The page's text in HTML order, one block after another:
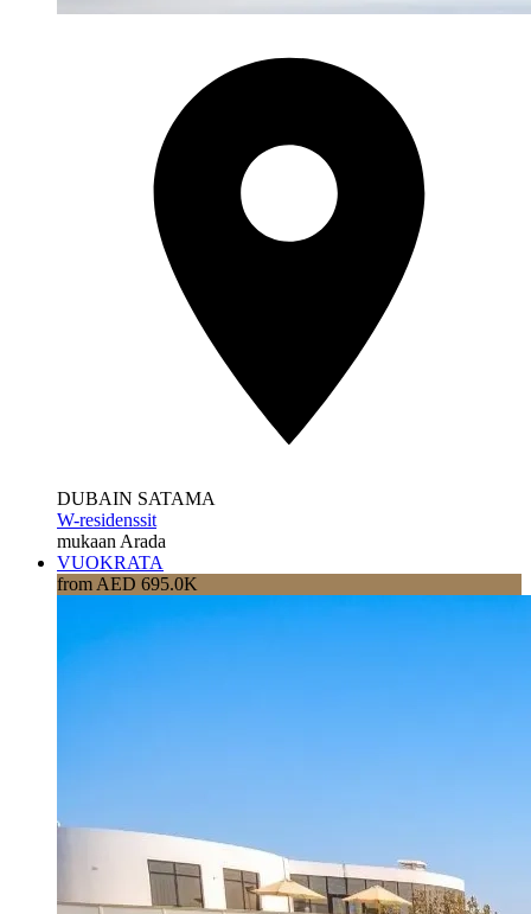
DUBAIN SATAMA
W-residenssit
mukaan Arada
VUOKRATA
from AED 695.0K